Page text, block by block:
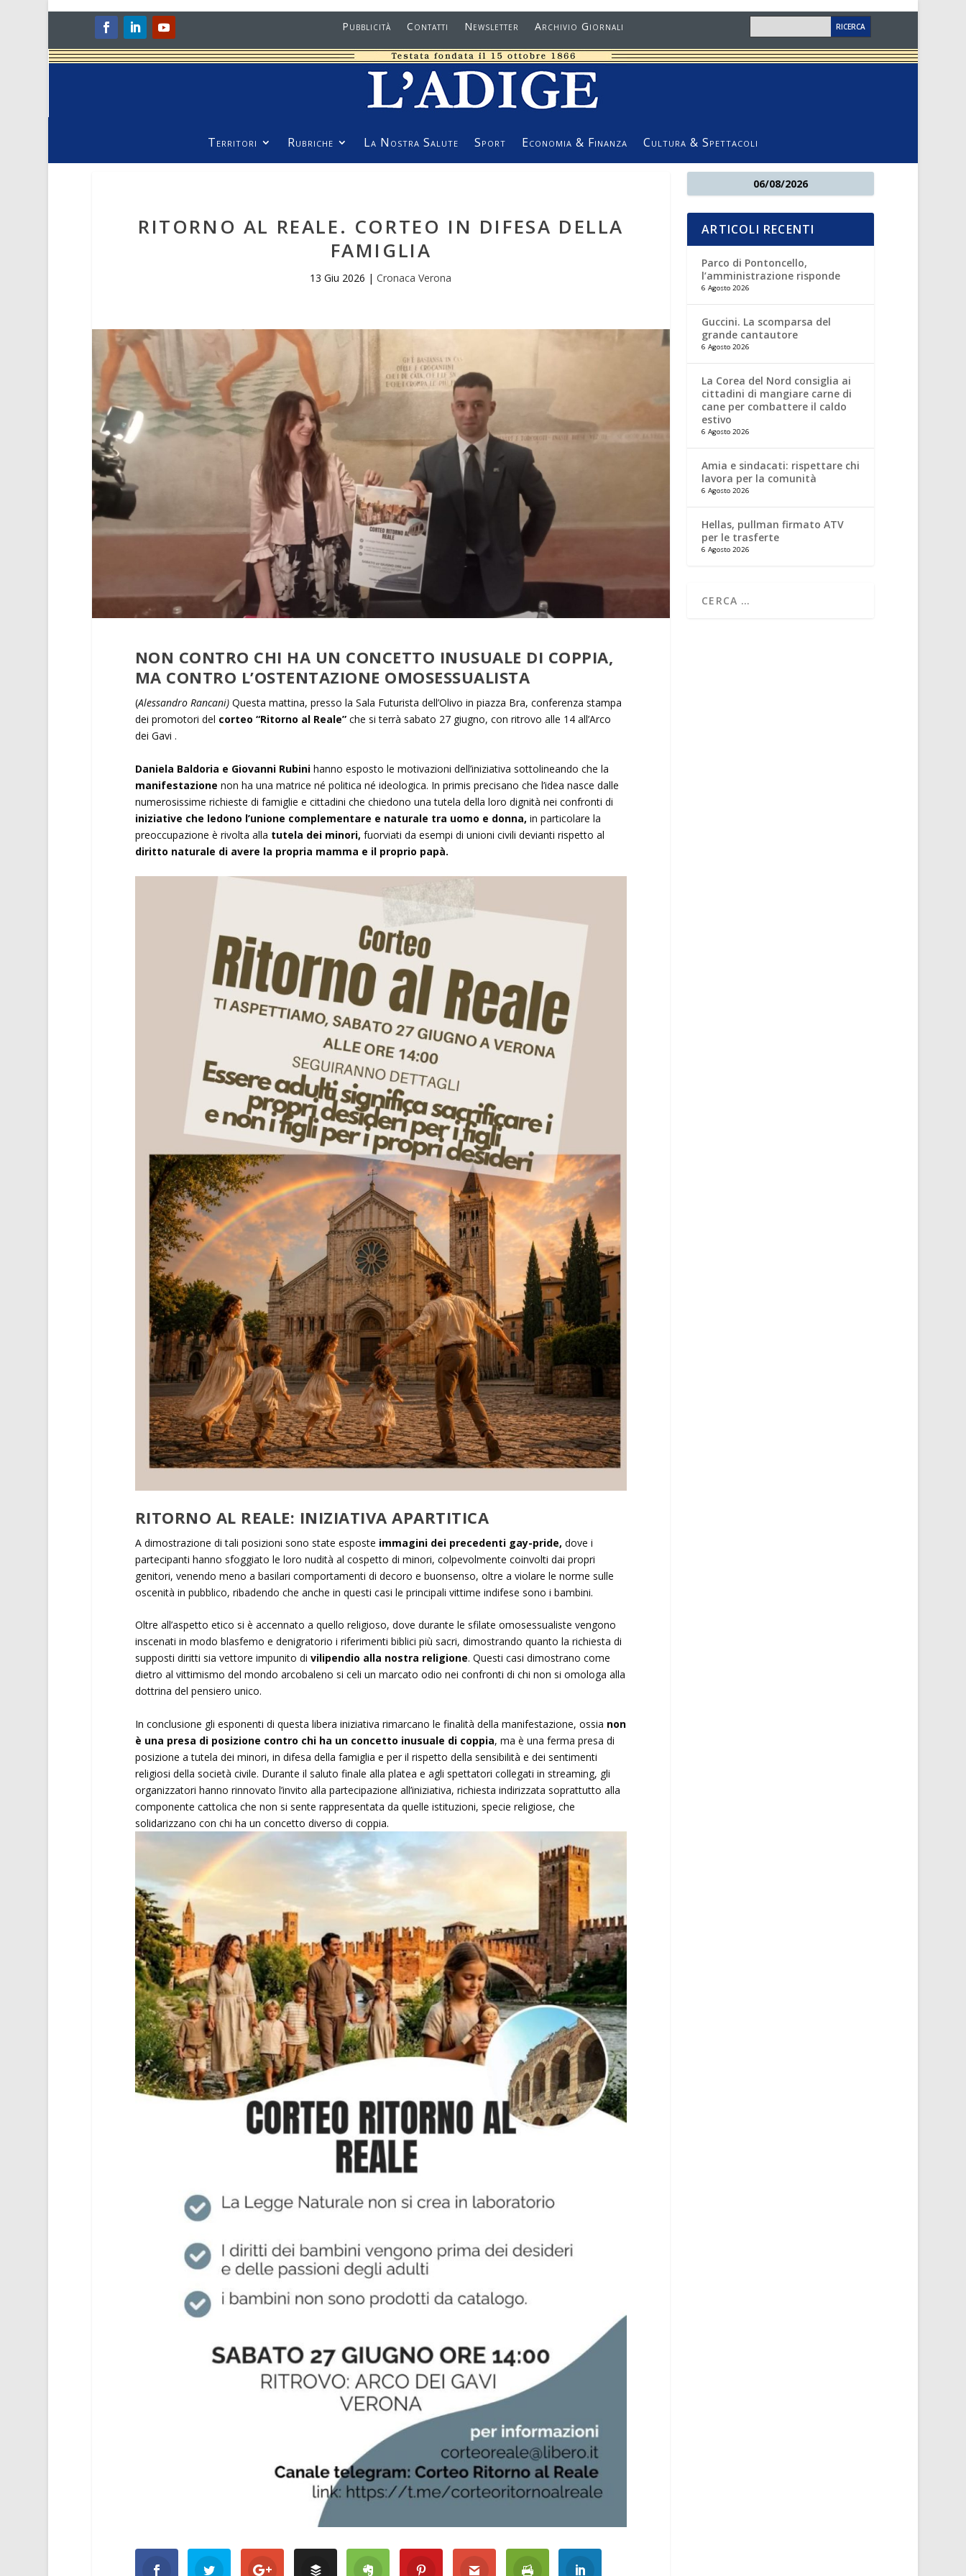
Pubblicità Contatti Newsletter Archivio Giornali
Territori Rubriche La Nostra Salute Sport Economia & Finanza Cultura & Spettacoli
RITORNO AL REALE. CORTEO IN DIFESA DELLA
FAMIGLIA
13 Giu 2026 |Cronaca Verona
NON CONTRO CHI HA UN CONCETTO INUSUALE DI COPPIA,
MA CONTRO L’OSTENTAZIONE OMOSESSUALISTA
(Alessandro Rancani)Questa mattina, presso la Sala Futurista dell’Olivo in piazza Bra, conferenza stampa
dei promotori del corteo “Ritorno al Reale” che si terrà sabato 27 giugno, con ritrovo alle 14 all’Arco
dei Gavi .
Daniela Baldoria e Giovanni Rubinihanno esposto le motivazioni dell’iniziativa sottolineando che la
manifestazione non ha una matrice né politica né ideologica. In primis precisano che l’idea nasce dalle
numerosissime richieste di famiglie e cittadini che chiedono una tutela della loro dignità nei confronti di
iniziative che ledono l’unione complementare e naturale tra uomo e donna, in particolare la
preoccupazione è rivolta alla tutela dei minori, fuorviati da esempi di unioni civili devianti rispetto al
diritto naturale di avere la propria mamma e il proprio papà.
RITORNO AL REALE: INIZIATIVA APARTITICA
A dimostrazione di tali posizioni sono state esposte immagini dei precedenti gay-pride, dove i
partecipanti hanno sfoggiato le loro nudità al cospetto di minori, colpevolmente coinvolti dai propri
genitori, venendo meno a basilari comportamenti di decoro e buonsenso, oltre a violare le norme sulle
oscenità in pubblico, ribadendo che anche in questi casi le principali vittime indifese sono i bambini.
Oltre all’aspetto etico si è accennato a quello religioso, dove durante le sfilate omosessualiste vengono
inscenati in modo blasfemo e denigratorio i riferimenti biblici più sacri, dimostrando quanto la richiesta di
supposti diritti sia vettore impunito di vilipendio alla nostra religione. Questi casi dimostrano come
dietro al vittimismo del mondo arcobaleno si celi un marcato odio nei confronti di chi non si omologa alla
dottrina del pensiero unico.
In conclusione gli esponenti di questa libera iniziativa rimarcano le finalità della manifestazione, ossia non
è una presa di posizione contro chi ha un concetto inusuale di coppia, ma è una ferma presa di
posizione a tutela dei minori, in difesa della famiglia e per il rispetto della sensibilità e dei sentimenti
religiosi della società civile. Durante il saluto finale alla platea e agli spettatori collegati in streaming, gli
organizzatori hanno rinnovato l’invito alla partecipazione all’iniziativa, richiesta indirizzata soprattutto alla
componente cattolica che non si sente rappresentata da quelle istituzioni, specie religiose, che
solidarizzano con chi ha un concetto diverso di coppia.
06/08/2026
ARTICOLI RECENTI
Parco di Pontoncello,
l’amministrazione risponde
6 Agosto 2026
Guccini. La scomparsa del
grande cantautore
6 Agosto 2026
La Corea del Nord consiglia ai
cittadini di mangiare carne di
cane per combattere il caldo
estivo
6 Agosto 2026
Amia e sindacati: rispettare chi
lavora per la comunità
6 Agosto 2026
Hellas, pullman firmato ATV
per le trasferte
6 Agosto 2026